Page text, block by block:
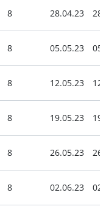
8 28.04.23
8 05.05.23
8 12.05.23
8 19.05.23
8 26.05.23
8 02.06.23